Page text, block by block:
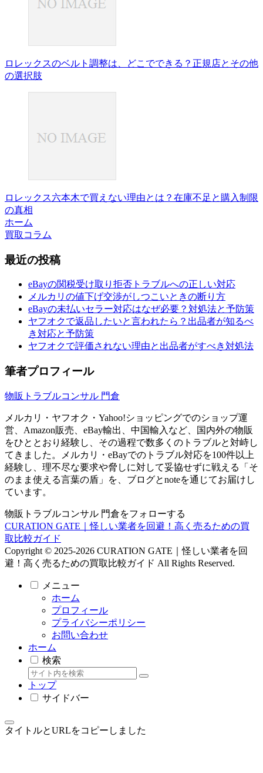
ロレックスのベルト調整は、どこでできる？正規店とその他
の選択肢
ロレックス六本木で買えない理由とは？在庫不足と購入制限
の真相
ホーム
買取コラム
最近の投稿
eBayの関税受け取り拒否トラブルへの正しい対応
メルカリの値下げ交渉がしつこいときの断り方
eBayの未払いセラー対応はなぜ必要？対処法と予防策
ヤフオクで返品したいと言われたら？出品者が知るべ
き対応と予防策
ヤフオクで評価されない理由と出品者がすべき対処法
筆者プロフィール
物販トラブルコンサル 門倉
メルカリ・ヤフオク・Yahoo!ショッピングでのショップ運
営、Amazon販売、eBay輸出、中国輸入など、国内外の物販
をひととおり経験し、その過程で数多くのトラブルと対峙し
てきました。メルカリ・eBayでのトラブル対応を100件以上
経験し、理不尽な要求や脅しに対して妥協せずに戦える「そ
のまま使える言葉の盾」を、ブログとnoteを通じてお届けし
ています。
物販トラブルコンサル 門倉をフォローする
CURATION GATE｜怪しい業者を回避！高く売るための買
取比較ガイド
Copyright © 2025-2026 CURATION GATE｜怪しい業者を回
避！高く売るための買取比較ガイド All Rights Reserved.
メニュー
ホーム
プロフィール
プライバシーポリシー
お問い合わせ
ホーム
検索
トップ
サイドバー
タイトルとURLをコピーしました